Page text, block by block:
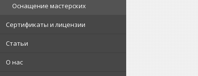
Оснащение мастерских
Сертификаты и лицензии
Статьи
О нас